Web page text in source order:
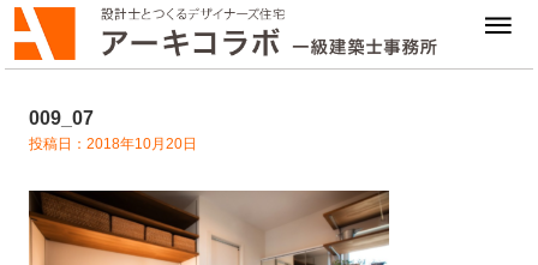
009_07
投稿日：2018年10月20日